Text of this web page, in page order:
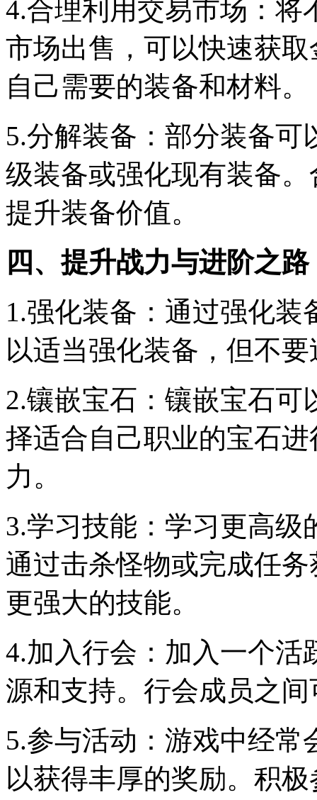
4.合理利用交易市场：将
市场出售，可以快速获
自己需要的装备和材料。
5.分解装备：部分装备
级装备或强化现有装备
提升装备价值。
四、提升战力与进阶之路
1.强化装备：通过强化
以适当强化装备，但不
2.镶嵌宝石：镶嵌宝石
择适合自己职业的宝石
力。
3.学习技能：学习更高
通过击杀怪物或完成任
更强大的技能。
4.加入行会：加入一个活
源和支持。行会成员之
5.参与活动：游戏中经
以获得丰厚的奖励。积